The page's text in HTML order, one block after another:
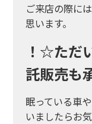
ご来店の際に
思います。
！☆ただ
託販売も
眠っている車
いましたらお